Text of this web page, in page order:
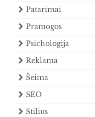
Patarimai
Pramogos
Psichologija
Reklama
Šeima
SEO
Stilius